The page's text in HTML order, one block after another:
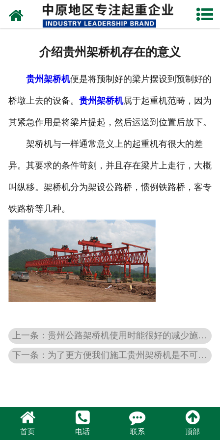
网站首页
企业视频
成功案例
联系我们
介绍贵州架桥机存在的意义
贵州架桥机便是将预制好的梁片摆设到预制好的
桥墩上去的设备。 贵州架桥机属于起重机范畴，因为
其紧急作用是将梁片提起，然后运送到位置后放下。
架桥机与一样通常意义上的起重机有很大的差
异。其要求的条件苛刻，并且存在梁片上走行，大概
叫纵移。架桥机分为架设公路桥，惯例铁路桥，客专
铁路桥等几种。
上一条：贵州公路架桥机使用时能很好的减少施工时间
下一条：为了更方便我们施工贵州架桥机是不可缺少的
首页 电话 联系 顶部